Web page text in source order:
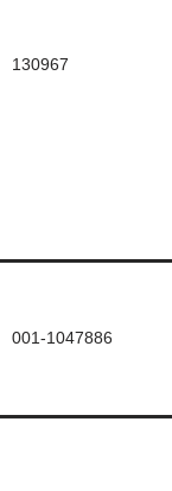
130967
001-1047886